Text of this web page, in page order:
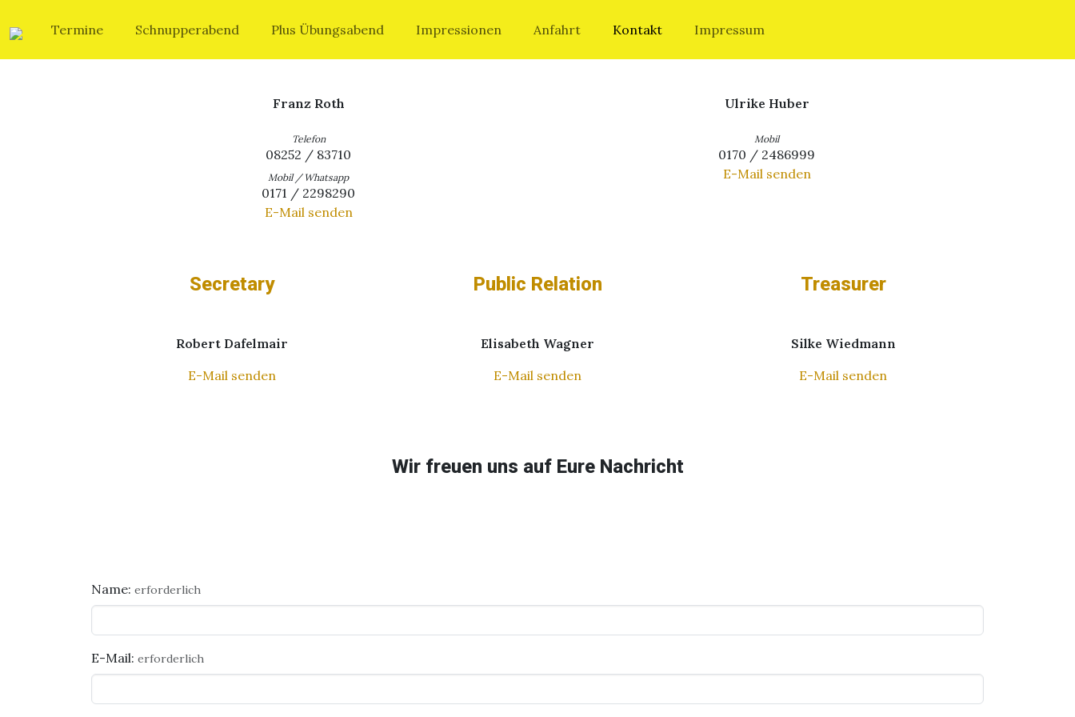
Termine Schnupperabend Plus Übungsabend Impressionen Anfahrt Kontakt Impressum
Präsident
Franz Roth
Telefon
08252 / 83710
Mobil / Whatsapp
0171 / 2298290
E-Mail senden
Vizepräsident
Ulrike Huber
Mobil
0170 / 2486999
E-Mail senden
Secretary
Robert Dafelmair
E-Mail senden
Public Relation
Elisabeth Wagner
E-Mail senden
Treasurer
Silke Wiedmann
E-Mail senden
Wir freuen uns auf Eure Nachricht
Name: erforderlich
E-Mail: erforderlich